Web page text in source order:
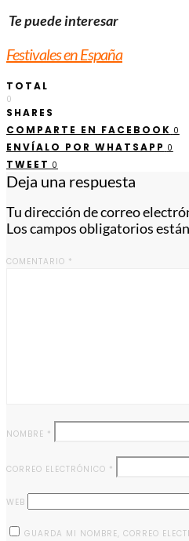
Te puede interesar
Festivales en España
TOTAL
0
SHARES
COMPARTE EN FACEBOOK 0
ENVÍALO POR WHATSAPP 0
TWEET 0
Deja una respuesta
Tu dirección de correo
Los campos obligatorios
COMENTARIO *
NOMBRE *
CORREO ELECTRÓNICO *
WEB
GUARDA MI NOMBRE, CORREO